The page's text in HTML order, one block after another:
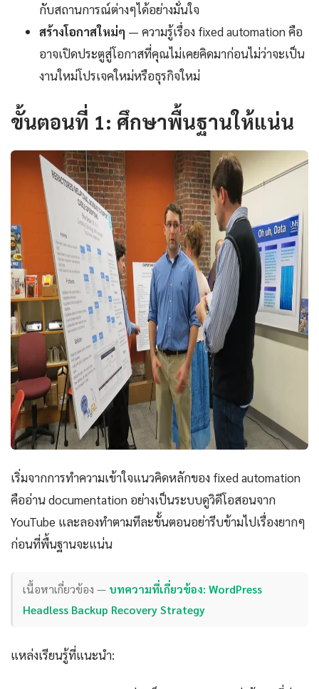
กับสถานการณ์ต่างๆได้อย่างมั่นใจ
สร้างโอกาสใหม่ๆ — ความรู้เรื่อง fixed automation คือ
อาจเปิดประตูสู่โอกาสที่คุณไม่เคยคิดมาก่อนไม่ว่าจะเป็น
งานใหม่โปรเจคใหม่หรือธุรกิจใหม่
ขั้นตอนที่ 1: ศึกษาพื้นฐานให้แน่น
เริ่มจากการทำความเข้าใจแนวคิดหลักของ fixed automation
คืออ่าน documentation อย่างเป็นระบบดูวิดีโอสอนจาก
YouTube และลองทำตามทีละขั้นตอนอย่ารีบข้ามไปเรื่องยากๆ
ก่อนที่พื้นฐานจะแน่น
เนื้อหาเกี่ยวข้อง — บทความที่เกี่ยวข้อง: WordPress
Headless Backup Recovery Strategy
แหล่งเรียนรู้ที่แนะนำ: